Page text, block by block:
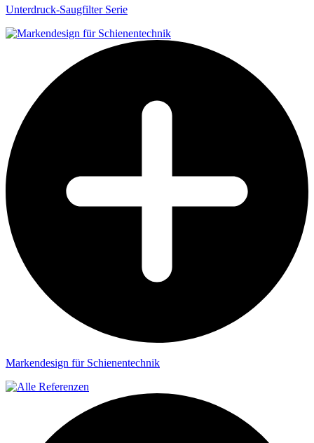
Unterdruck-Saugfilter Serie
Markendesign für Schienentechnik